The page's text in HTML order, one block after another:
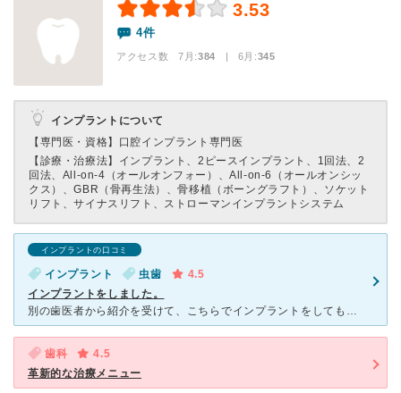
3.53
4件
アクセス数 7月:384 | 6月:345
インプラントについて
【専門医・資格】 口腔インプラント専門医
【診療・治療法】 インプラント、2ピースインプラント、1回法、2
回法、All-on-4（オールオンフォー）、All-on-6（オールオンシッ
クス）、GBR（骨再生法）、骨移植（ボーングラフト）、ソケット
リフト、サイナスリフト、ストローマンインプラントシステム
インプラントの口コミ
インプラント 虫歯
4.5
インプラントをしました。
別の歯医者から紹介を受けて、こちらでインプラントをしてもらいました。 元々は、歯の根の治療を数年おきに繰り返していた歯が再度腫れた際に、根っこの治療を専門でやっているので相談してみてとの事で受診しま
歯科
4.5
革新的な治療メニュー